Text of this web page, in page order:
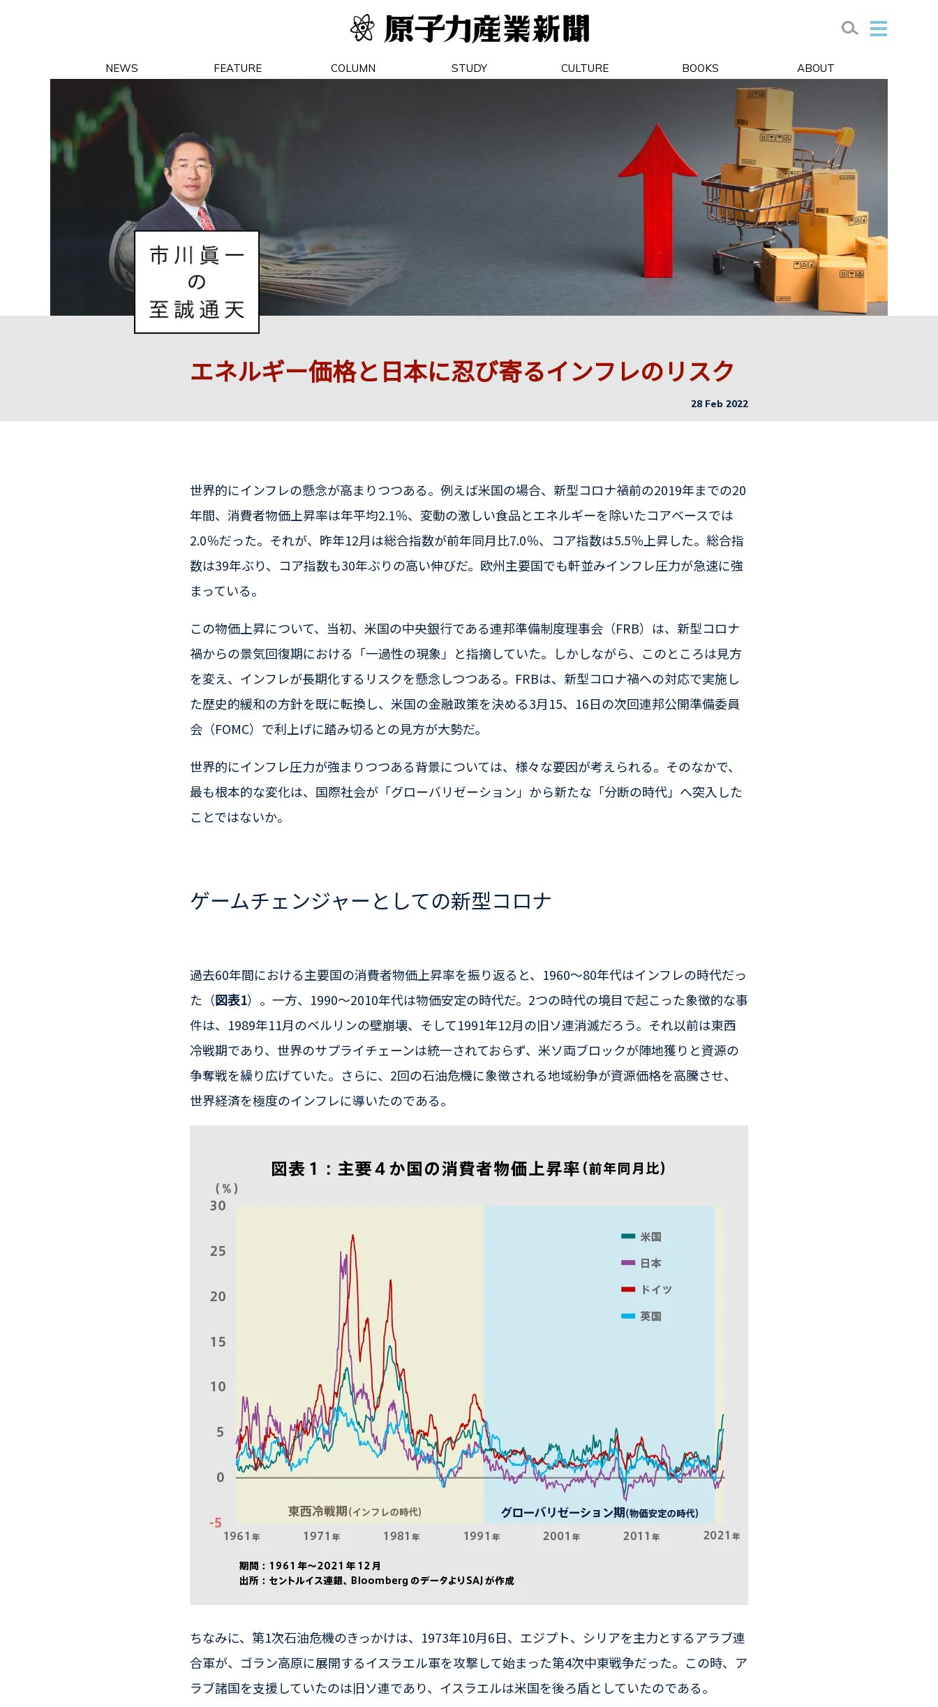
NEWS FEATURE COLUMN STUDY CULTURE BOOKS ABOUT
エネルギー価格と日本に忍び寄るインフレのリスク
28 Feb 2022
世界的にインフレの懸念が高まりつつある。例えば米国の場合、新型コロナ禍前の2019年までの20
年間、消費者物価上昇率は年平均2.1％、変動の激しい食品とエネルギーを除いたコアベースでは
2.0％だった。それが、昨年12月は総合指数が前年同月比7.0％、コア指数は5.5％上昇した。総合指
数は39年ぶり、コア指数も30年ぶりの高い伸びだ。欧州主要国でも軒並みインフレ圧力が急速に強
まっている。
この物価上昇について、当初、米国の中央銀行である連邦準備制度理事会（FRB）は、新型コロナ
禍からの景気回復期における「一過性の現象」と指摘していた。しかしながら、このところは見方
を変え、インフレが長期化するリスクを懸念しつつある。FRBは、新型コロナ禍への対応で実施し
た歴史的緩和の方針を既に転換し、米国の金融政策を決める3月15、16日の次回連邦公開準備委員
会（FOMC）で利上げに踏み切るとの見方が大勢だ。
世界的にインフレ圧力が強まりつつある背景については、様々な要因が考えられる。そのなかで、
最も根本的な変化は、国際社会が「グローバリゼーション」から新たな「分断の時代」へ突入した
ことではないか。
ゲームチェンジャーとしての新型コロナ
過去60年間における主要国の消費者物価上昇率を振り返ると、1960～80年代はインフレの時代だっ
た（図表1）。一方、1990～2010年代は物価安定の時代だ。2つの時代の境目で起こった象徴的な事
件は、1989年11月のベルリンの壁崩壊、そして1991年12月の旧ソ連消滅だろう。それ以前は東西
冷戦期であり、世界のサプライチェーンは統一されておらず、米ソ両ブロックが陣地獲りと資源の
争奪戦を繰り広げていた。さらに、2回の石油危機に象徴される地域紛争が資源価格を高騰させ、
世界経済を極度のインフレに導いたのである。
ちなみに、第1次石油危機のきっかけは、1973年10月6日、エジプト、シリアを主力とするアラブ連
合軍が、ゴラン高原に展開するイスラエル軍を攻撃して始まった第4次中東戦争だった。この時、ア
ラブ諸国を支援していたのは旧ソ連であり、イスラエルは米国を後ろ盾としていたのである。